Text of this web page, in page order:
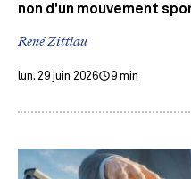
non d'un mouvement
René Zittlau
lun. 29 juin 2026 9 min